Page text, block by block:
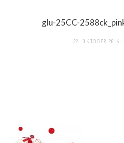
glu-25CC-
22. OKTOBER 2014